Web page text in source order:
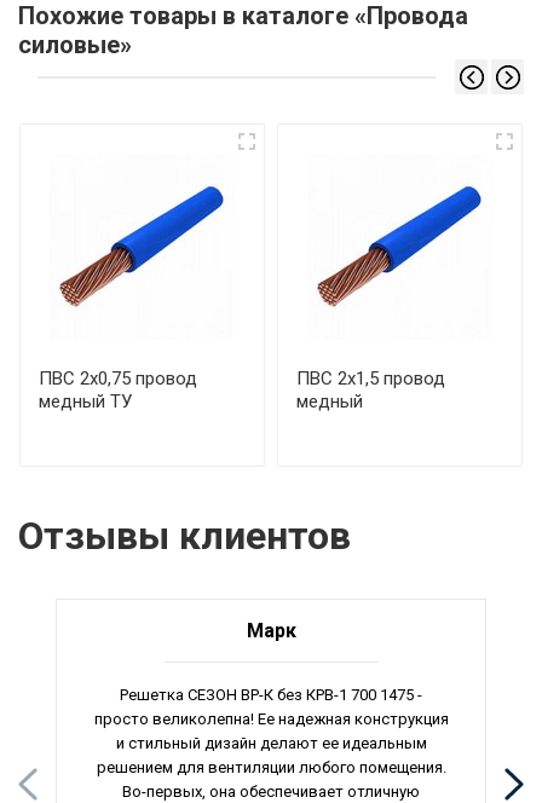
Похожие товары в каталоге «Провода
силовые»
ПВС 2х0,75 провод
медный ТУ
ПВС 2х1,5 провод
медный
Отзывы клиентов
Марк
Решетка СЕЗОН ВР-К без КРВ-1 700 1475 -
просто великолепна! Ее надежная конструкция
и стильный дизайн делают ее идеальным
решением для вентиляции любого помещения.
Во-первых, она обеспечивает отличную